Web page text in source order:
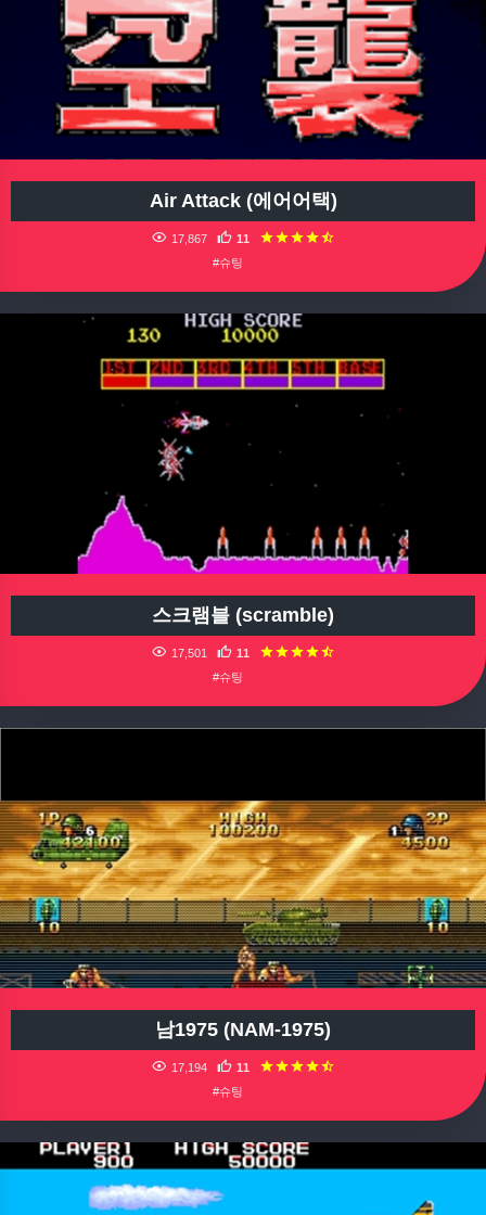
Air Attack (에어어택)
17,867
11
#슈팅
스크램블 (scramble)
17,501
11
#슈팅
남1975 (NAM-1975)
17,194
11
#슈팅